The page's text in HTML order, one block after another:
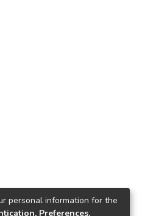
personal information for the
Preferences,